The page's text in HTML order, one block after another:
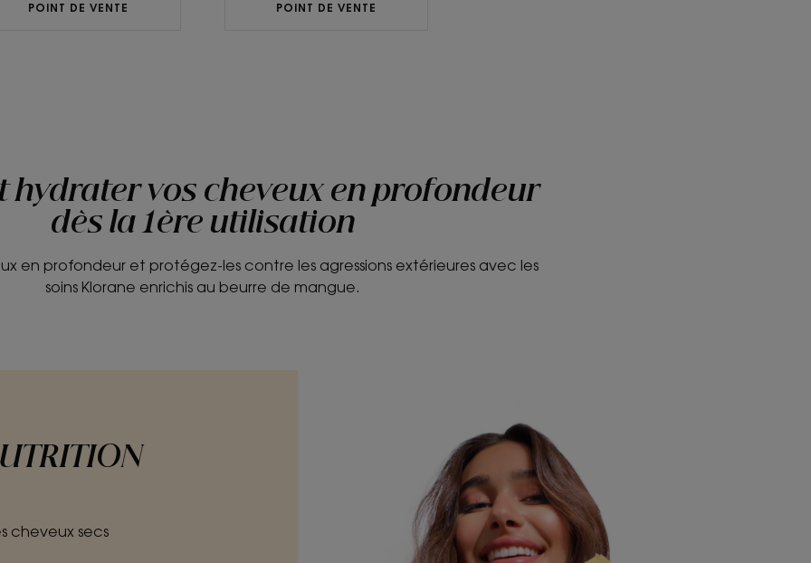
POINT DE VENTE POINT DE VENTE
hydrater vos cheveux en profondeur
dès la 1ère utilisation
en profondeur et protégez-les contre les agressions extérieures avec les
soins Klorane enrichis au beurre de mangue.
cheveux secs